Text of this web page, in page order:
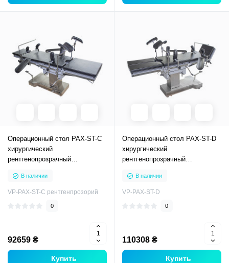
Операционный стол PAX-ST-C
хирургический
рентгенопрозрачный
общехирургический
В наличии
VP-PAX-ST-C рентгенпрозорий
0
92659 ₴
Купить
Операционный стол PAX-ST-D
хирургический
рентгенопрозрачный
общехирургический
В наличии
VP-PAX-ST-D
0
110308 ₴
Купить